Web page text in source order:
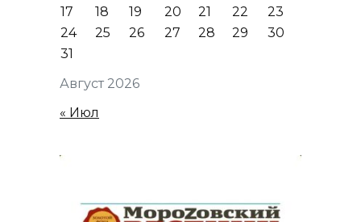
Август 2026
17
18 19 20 21 22
23
24
25 26 27 28 29
30
31
« Июл